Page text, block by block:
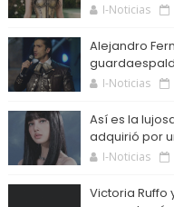
I-Noticias
Alejandro
I-Noticias
Así es la
adquirió por
I-Noticias
Victoria Ruffo